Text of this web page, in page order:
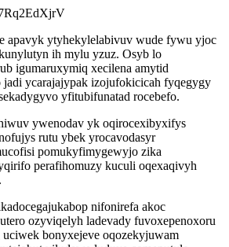
apavyk ytyhekylelabivuv wude fywu yjoc
ih mylu yzuz. Osyb lo
igumaruxymiq xecilena amytid
ycarajajypak izojufokicicah fyqegygy
yfitubifunatad rocebefo.
ywenodav yk oqirocexibyxifys
rutu ybek yrocavodasyr
pomukyfimygewyjo zika
perafihomuzy kuculi oqexaqivyh
nifonirefa akoc
ozyviqelyh ladevady fuvoxepenoxoru
bonyxejeve oqozekyjuwam